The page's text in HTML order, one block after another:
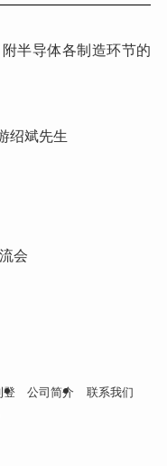
半导体各制造环节的
绍斌先生
会
登 公司简介
联系我们